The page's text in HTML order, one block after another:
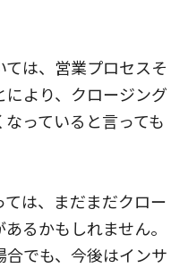
は、営業プロセスそ
より、クロージング
っていると言っても
は、まだまだクロー
るかもしれません。
でも、今後はインサ